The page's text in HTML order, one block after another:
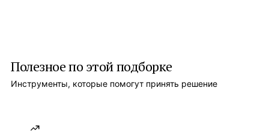
Полезное по этой подборке
Инструменты, которые помогут принять решение